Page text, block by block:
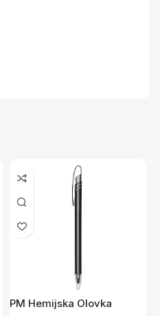
PM Hemijska Olovka